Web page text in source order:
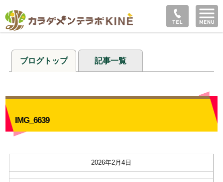
ブログトップ 記事一覧
IMG_6639
2026年2月4日